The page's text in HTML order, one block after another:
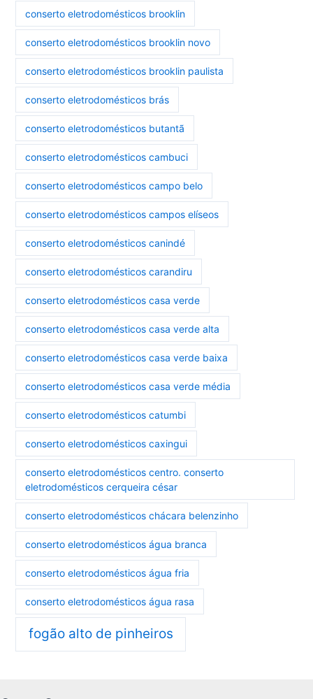
conserto eletrodomésticos brooklin
conserto eletrodomésticos brooklin novo
conserto eletrodomésticos brooklin paulista
conserto eletrodomésticos brás
conserto eletrodomésticos butantã
conserto eletrodomésticos cambuci
conserto eletrodomésticos campo belo
conserto eletrodomésticos campos elíseos
conserto eletrodomésticos canindé
conserto eletrodomésticos carandiru
conserto eletrodomésticos casa verde
conserto eletrodomésticos casa verde alta
conserto eletrodomésticos casa verde baixa
conserto eletrodomésticos casa verde média
conserto eletrodomésticos catumbi
conserto eletrodomésticos caxingui
conserto eletrodomésticos centro. conserto
eletrodomésticos cerqueira césar
conserto eletrodomésticos chácara belenzinho
conserto eletrodomésticos água branca
conserto eletrodomésticos água fria
conserto eletrodomésticos água rasa
fogão alto de pinheiros